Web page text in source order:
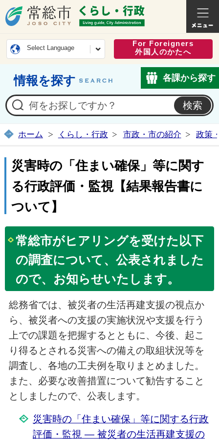
常総市公式ホームページ
くらし
Select Language
For Foreigners
外国人のかたへ
情報を探す 各課から探す
ホーム くらし・行政 市政・市の紹介 政策
災害時の「住まい確保」等に関す
る行政評価・監視【結果報告書に
ついて】
常総市がヒアリングを受けた以下
の調査について、公表されました
ので、お知らせいたします。
総務省では、被災者の生活再建支援の視点か
ら、被災者への支援の実施状況や支援を行う
上での課題を把握するとともに、今後、起こ
り得るとされる災害への備えの取組状況等を
調査し、各地の工夫例を取りまとめました。
また、必要な改善措置について勧告すること
としましたので、公表します。
災害時の「住まい確保」等に関する行政
評価・監視 ― 被災者の生活再建支援の